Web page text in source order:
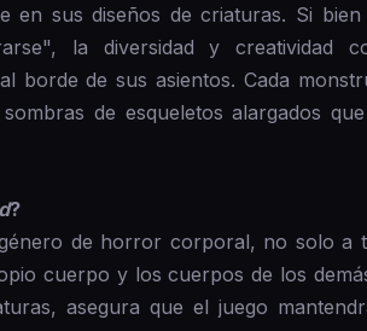
en sus diseños de criaturas. Si
la diversidad y creatividad
borde de sus asientos. Cada
de esqueletos alargados
?
de horror corporal, no solo a
cuerpo y los cuerpos de los
asegura que el juego